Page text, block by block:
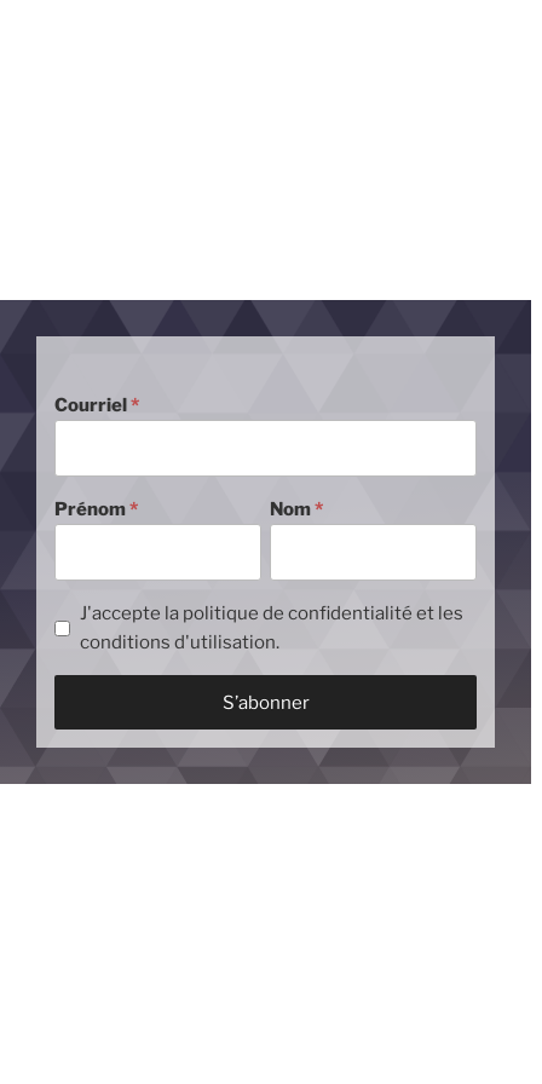
Courriel
Prénom Nom
J'accepte la politique de confidentialité et les
conditions d'utilisation.